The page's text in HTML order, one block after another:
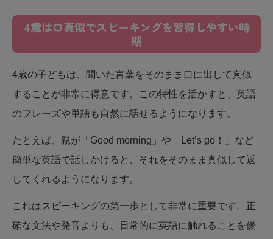
4歳は口真似でスピーキングを習得しやすい時
期
4歳の子どもは、聞いた言葉をそのまま口に出して真似
することが非常に得意です。この特性を活かすと、英語
のフレーズや単語も自然に話せるようになります。
たとえば、親が「Good morning」や「Let’s go！」など
簡単な英語で話しかけると、それをそのまま真似して返
してくれるようになります。
これはスピーキングの第一歩として非常に重要です。正
確な文法や発音よりも、日常的に英語に触れることを優